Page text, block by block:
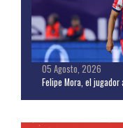
05 Agosto, 2026
Felipe Mora, el